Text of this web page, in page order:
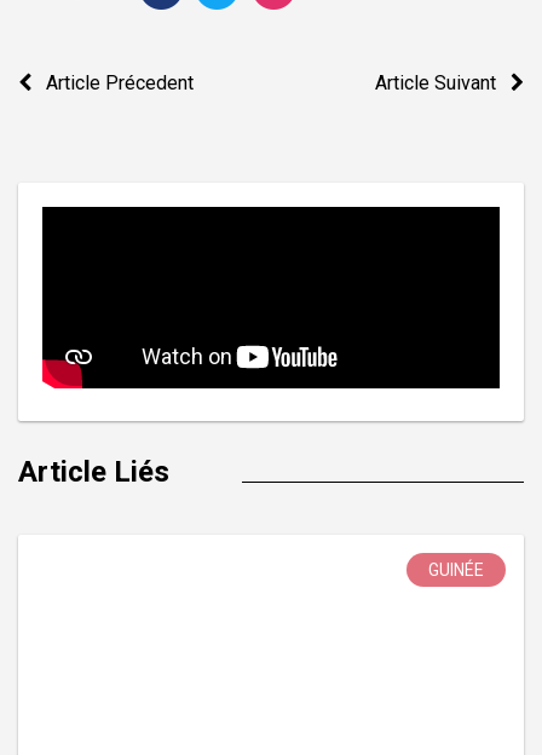
Navigation
Article Précedent Article Suivant
Article Liés
GUINÉE